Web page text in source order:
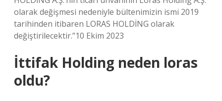
olarak değişmesi nedeniyle bültenimizin ismi 2019
tarihinden itibaren LORAS HOLDİNG olarak
değiştirilecektir.”10 Ekim 2023
İttifak Holding neden loras
oldu?